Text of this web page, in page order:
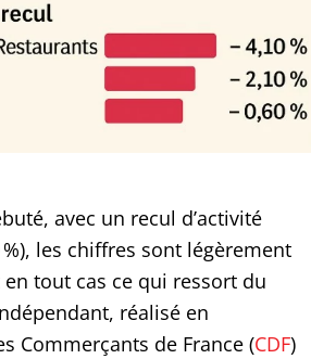
avec un recul d’activité
les chiffres sont légèrement
tout cas ce qui ressort du
réalisé en
Commerçants de France (CDF)